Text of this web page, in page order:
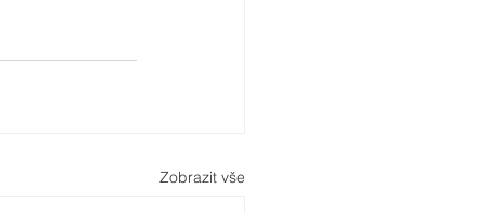
Zobrazit vše